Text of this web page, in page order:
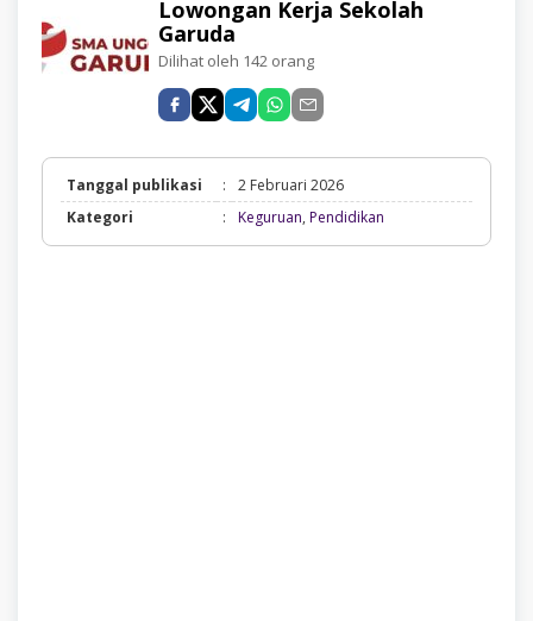
Lowongan Kerja Sekolah
Garuda
Dilihat oleh 142 orang
Tanggal publikasi :
2 Februari 2026
Kategori
: Keguruan, Pendidikan